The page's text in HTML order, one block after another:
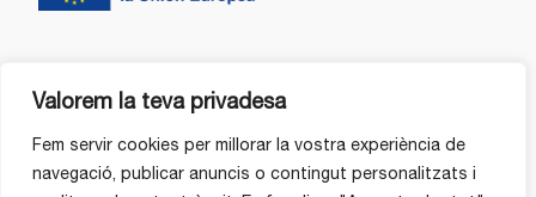
Valorem la teva privadesa
Fem servir cookies per millorar la vostra experiència de
navegació, publicar anuncis o contingut personalitzats i